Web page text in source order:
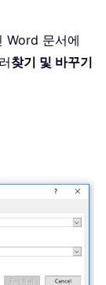
Word 문서에
찾기 및 바꾸기